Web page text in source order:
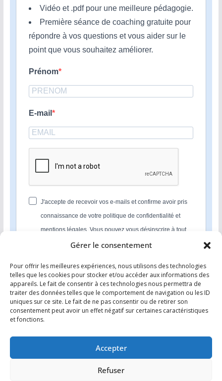
Gérer le consentement
Pour offrir les meilleures expériences, nous utilisons des technologies
telles que les cookies pour stocker et/ou accéder aux informations des
appareils. Le fait de consentir à ces technologies nous permettra de
traiter des données telles que le comportement de navigation ou les ID
uniques sur ce site. Le fait de ne pas consentir ou de retirer son
consentement peut avoir un effet négatif sur certaines caractéristiques
et fonctions.
Accepter
Refuser
Vidéo et .pdf pour une meilleure pédagogie.
Première séance de coaching gratuite pour
répondre à vos questions et vous aider sur le
point que vous souhaitez améliorer.
Prénom
E-mail
J'accepte de recevoir vos e-mails et confirme avoir pris
connaissance de votre politique de confidentialité et
mentions légales. Vous pouvez vous désinscrire à tout
moment en cliquant sur le lien présent dans nos emails.
S'INSCRIRE
Nous utilisons Sendinblue en tant que plateforme
marketing. En soumettant ce formulaire, vous
reconnaissez que les informations que vous allez fournir
seront transmises à Sendinblue en sa qualité de